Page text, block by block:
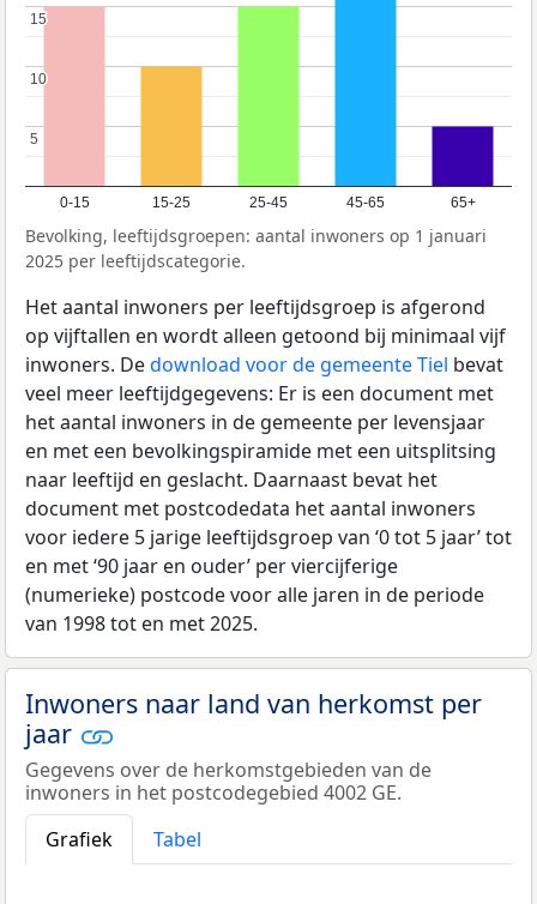
0-15 15-25 25-45 45-65 65+
5
5
10
10
15
15
Bevolking, leeftijdsgroepen: aantal inwoners op 1 januari
2025 per leeftijdscategorie.
Het aantal inwoners per leeftijdsgroep is afgerond
op vijftallen en wordt alleen getoond bij minimaal vijf
inwoners. Dedownload voor de gemeente Tiel bevat
veel meer leeftijdgegevens: Er is een document met
het aantal inwoners in de gemeente per levensjaar
en met een bevolkingspiramide met een uitsplitsing
naar leeftijd en geslacht. Daarnaast bevat het
document met postcodedata het aantal inwoners
voor iedere 5 jarige leeftijdsgroep van ‘0 tot 5 jaar’ tot
en met ‘90 jaar en ouder’ per viercijferige
(numerieke) postcode voor alle jaren in de periode
van 1998 tot en met 2025.
Inwoners naar land van herkomst per
jaar
Gegevens over de herkomstgebieden van de
inwoners in het postcodegebied 4002 GE.
Grafiek
Tabel